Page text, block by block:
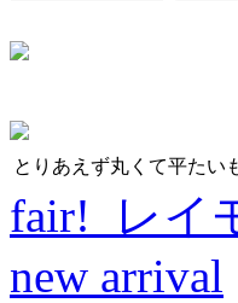
とりあえず丸くて平たい
fair! レイ
new arrival